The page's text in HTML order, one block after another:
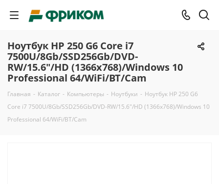
Ноутбук HP 250 G6 Core i7
7500U/8Gb/SSD256Gb/DVD-
RW/15.6"/HD (1366x768)/Windows 10
Professional 64/WiFi/BT/Cam
Главная - Каталог - Компьютеры - Ноутбуки - Ноутбук HP 250 G6
Core i7 7500U/8Gb/SSD256Gb/DVD-RW/15.6"/HD (1366x768)/Windows 10
Professional 64/WiFi/BT/Cam